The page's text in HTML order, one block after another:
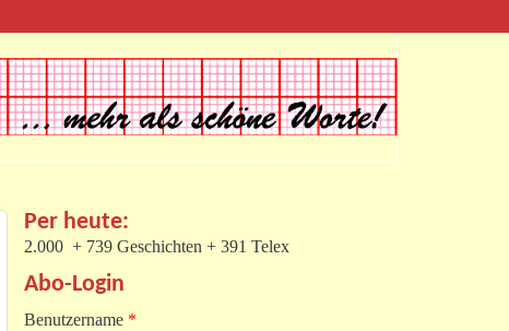
Per heute:
2.000 + 739 Geschichten + 391 Telex
Abo-Login
Benutzername *